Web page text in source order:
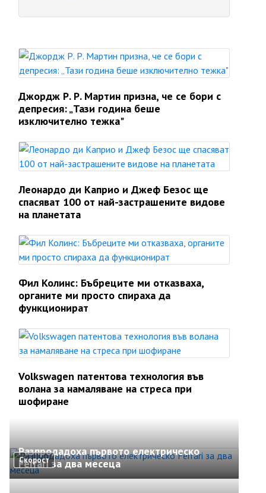
Джордж Р. Р. Мартин призна, че се бори с
депресия: „Тази година беше
изключително тежка"
Леонардо ди Каприо и Джеф Безос ще
спасяват 100 от най-застрашените видове
на планетата
Фил Колинс: Бъбреците ми отказваха,
органите ми просто спираха да
функционират
Volkswagen патентова технология във
волана за намаляване на стреса при
шофиране
Скорост
Разпродадоха първото електрическо
Ferrari за два месеца